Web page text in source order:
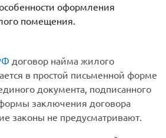
оформления
помещения.
договор найма жилого
в простой письменной форме
документа, подписанного
заключения договора
законы не предусматривают.